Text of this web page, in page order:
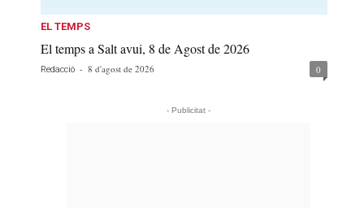
EL TEMPS
El temps a Salt avui, 8 de Agost de 2026
Redacció - 8 d'agost de 2026 0
- Publicitat -